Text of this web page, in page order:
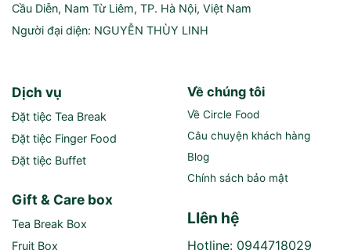
Cầu Diễn, Nam Từ Liêm, TP. Hà Nội, Việt Nam
Người đại diện: NGUYỄN THÙY LINH
Dịch vụ
Đặt tiệc Tea Break
Đặt tiệc Finger Food
Đặt tiệc Buffet
Gift & Care box
Tea Break Box
Fruit Box
Về chúng tôi
Về Circle Food
Câu chuyện khách hàng
Blog
Chính sách bảo mật
LIên hệ
Hotline: 0944718029